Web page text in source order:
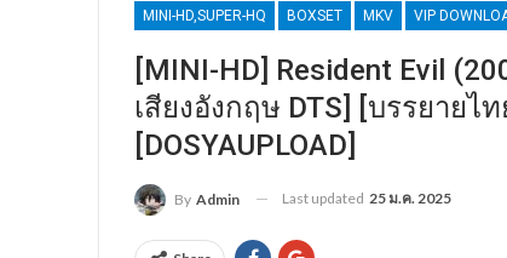
MINI-HD,SUPER-HQ BOXSET MKV VIP
[MINI-HD] Resident Evil
เสียงอังกฤษ DTS] [บรรยายไ
[DOSYAUPLOAD]
By Admin Last updated 25 ม.ค. 2025